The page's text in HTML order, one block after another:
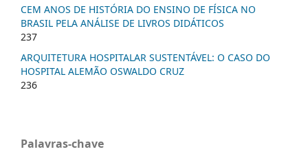
CEM ANOS DE HISTÓRIA DO ENSINO DE FÍSICA NO
BRASIL PELA ANÁLISE DE LIVROS DIDÁTICOS
237
ARQUITETURA HOSPITALAR SUSTENTÁVEL: O CASO DO
HOSPITAL ALEMÃO OSWALDO CRUZ
236
Palavras-chave